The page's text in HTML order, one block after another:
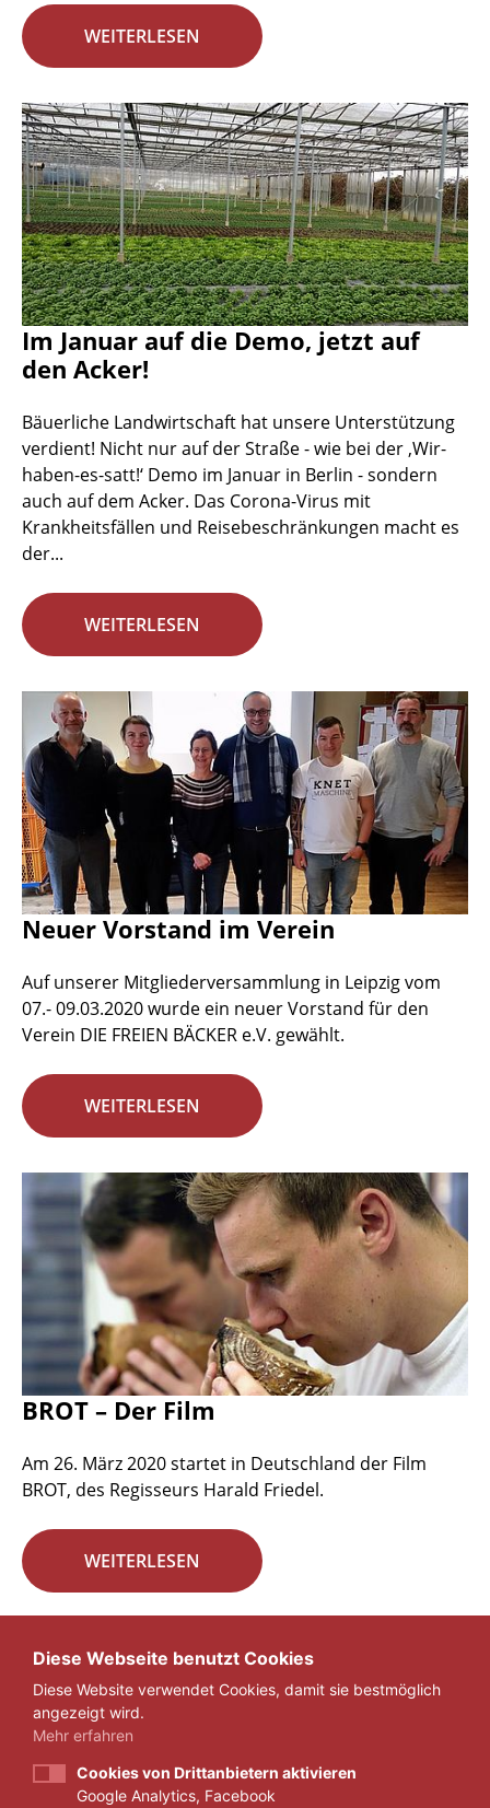
WEITERLESEN
Im Januar auf die Demo, jetzt auf
den Acker!
Bäuerliche Landwirtschaft hat unsere Unterstützung
verdient! Nicht nur auf der Straße - wie bei der ‚Wir-
haben-es-satt!‘ Demo im Januar in Berlin - sondern
auch auf dem Acker. Das Corona-Virus mit
Krankheitsfällen und Reisebeschränkungen macht es
der...
WEITERLESEN
Neuer Vorstand im Verein
Auf unserer Mitgliederversammlung in Leipzig vom
07.- 09.03.2020 wurde ein neuer Vorstand für den
Verein DIE FREIEN BÄCKER e.V. gewählt.
WEITERLESEN
BROT – Der Film
Am 26. März 2020 startet in Deutschland der Film
BROT, des Regisseurs Harald Friedel.
WEITERLESEN
« 1 ... 21 22 23 ... 29 »
Diese Webseite benutzt Cookies
Diese Website verwendet Cookies, damit sie bestmöglich
angezeigt wird.
Mehr erfahren
Cookies von Drittanbietern aktivieren
Google Analytics, Facebook